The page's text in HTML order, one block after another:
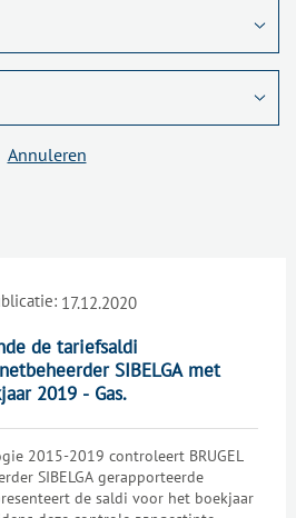
Annuleren
17.12.2020
de tariefsaldi
SIBELGA met
2019 - Gas.
2015-2019 controleert BRUGEL
SIBELGA gerapporteerde
de saldi voor het boekjaar